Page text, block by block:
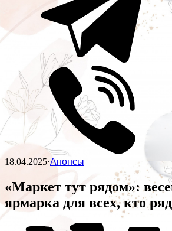
18.04.2025·Анонсы
«Маркет тут рядом»:
ярмарка для всех, кто